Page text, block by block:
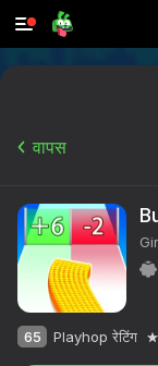
वापस
65 Playhop रेटिंग